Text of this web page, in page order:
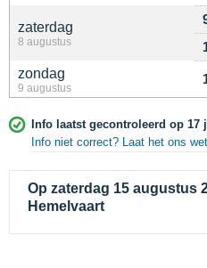
zaterdag
8 augustus
zondag
9 augustus
Info laatst gecontroleerd op 17
Info niet correct? Laat het ons
Op zaterdag 15 augustus
Hemelvaart